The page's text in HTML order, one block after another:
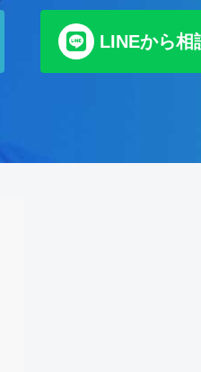
LINEから相